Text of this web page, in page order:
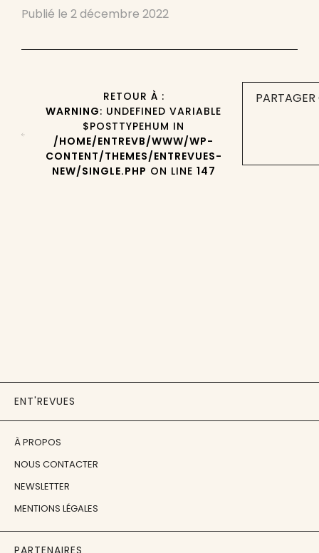
Publié le 2 décembre 2022
RETOUR À :
WARNING: UNDEFINED VARIABLE
$POSTTYPEHUM IN
/HOME/ENTREVB/WWW/WP-
CONTENT/THEMES/ENTREVUES-
NEW/SINGLE.PHP ON LINE 147
ENT'REVUES
À PROPOS
NOUS CONTACTER
NEWSLETTER
MENTIONS LÉGALES